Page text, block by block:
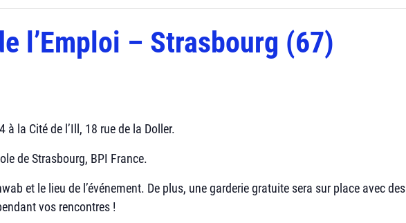
l’Emploi – Strasbourg (67)
la Cité de l’Ill, 18 rue de la Doller.
de Strasbourg, BPI France.
et le lieu de l’événement. De plus, une garderie gratuite sera sur place avec des
vos rencontres !